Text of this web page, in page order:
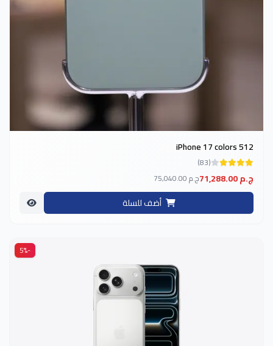
iPhone 17 colors 512
(83)
71,288.00 ج.م 75,040.00 ج.م
أضف للسلة
-5%